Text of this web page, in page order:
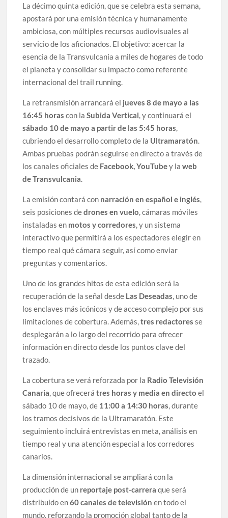
La décimo quinta edición, que se celebra esta semana,
apostará por una emisión técnica y humanamente
ambiciosa, con múltiples recursos audiovisuales al
servicio de los aficionados. El objetivo: acercar la
esencia de la Transvulcania a miles de hogares de todo
el planeta y consolidar su impacto como referente
internacional del trail running.
La retransmisión arrancará el jueves 8 de mayo a las
16:45 horas con laSubida Vertical , y continuará el
sábado 10 de mayo a partir de las 5:45 horas
cubriendo el desarrollo completo de la Ultramaratón
Ambas pruebas podrán seguirse en directo a través de
los canales oficiales de Facebook, YouTubey laweb
de Transvulcania
La emisión contará con narración en español e inglés
seis posiciones dedrones en vuelo , cámaras móviles
instaladas en motos y corredores , y un sistema
interactivo que permitirá a los espectadores elegir en
tiempo real qué cámara seguir, así como enviar
preguntas y comentarios.
Uno de los grandes hitos de esta edición será la
recuperación de la señal desde Las Deseadas , uno de
los enclaves más icónicos y de acceso complejo por sus
limitaciones de cobertura. Además,tres redactores se
desplegarán a lo largo del recorrido para ofrecer
información en directo desde los puntos clave del
trazado.
La cobertura se verá reforzada por la Radio Televisión
Canaria , que ofrecerátres horas y media en directo el
sábado 10 de mayo, de 11:00 a 14:30 horas , durante
los tramos decisivos de la Ultramaratón. Este
seguimiento incluirá entrevistas en meta, análisis en
tiempo real y una atención especial a los corredores
canarios.
La dimensión internacional se ampliará con la
producción de un reportaje post-carrera que será
distribuido en60 canales de televisión en todo el
mundo, reforzando la promoción global tanto de la